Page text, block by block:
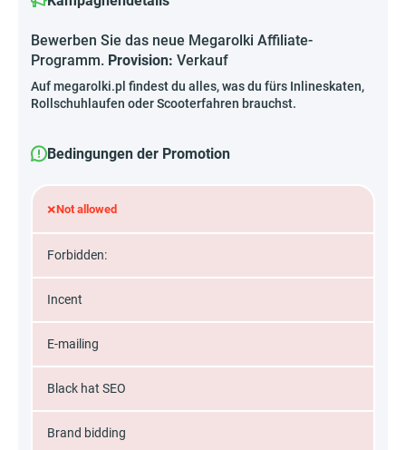
Bewerben Sie das neue Megarolki Affiliate-
Programm. Provision: Verkauf
Auf megarolki.pl findest du alles, was du fürs Inlineskaten,
Rollschuhlaufen oder Scooterfahren brauchst.
Bedingungen der Promotion
×Not allowed
Forbidden:
Incent
E-mailing
Black hat SEO
Brand bidding